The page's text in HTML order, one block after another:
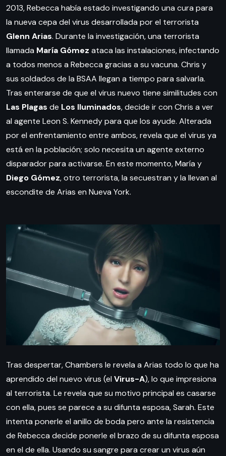
2013, Rebecca había estado investigando una cura para
la nueva cepa del virus desarrollada por el terrorista
Glenn Arias. Durante la investigación, una terrorista
llamada María Gómez ataca las instalaciones, infectando
a todos menos a Rebecca gracias a su vacuna. Chris y
sus soldados de la BSAA llegan a tiempo para salvarla.
Tras enterarse de que el virus nuevo tiene similitudes con
Las Plagas de Los Iluminados, decide ir con Chris a ver
al agente Leon S. Kennedy para que los ayude. Alterada
por el enfrentamiento entre ambos, revela que el virus ya
está en la población; solo necesita un agente externo
disparador para activarse. En este momento, María y
Diego Gómez, otro terrorista, la secuestran y la llevan al
escondite de Arias en Nueva York.
Tras despertar, Chambers le revela a Arias todo lo que ha
aprendido del nuevo virus (el Virus-A), lo que impresiona
al terrorista. Le revela que su motivo principal es casarse
con ella, pues se parece a su difunta esposa, Sarah. Este
intenta ponerle el anillo de boda pero ante la resistencia
de Rebecca decide ponerle el brazo de su difunta esposa
en el de ella. Usando su sangre para crear un virus aún